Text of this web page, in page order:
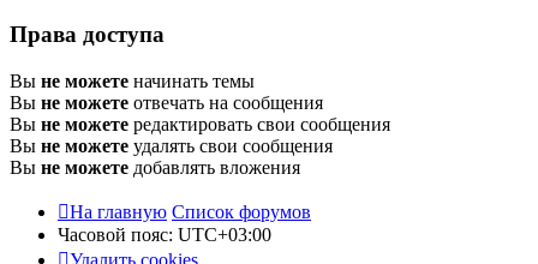
Права доступа
Вы не можете начинать темы
Вы не можете отвечать на сообщения
Вы не можете редактировать свои сообщения
Вы не можете удалять свои сообщения
Вы не можете добавлять вложения
На главную Список форумов
Часовой пояс: UTC+03:00
Удалить cookies